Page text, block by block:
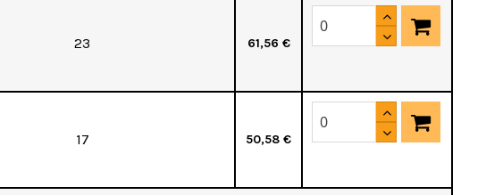
23 61,56 €
17 50,58 €